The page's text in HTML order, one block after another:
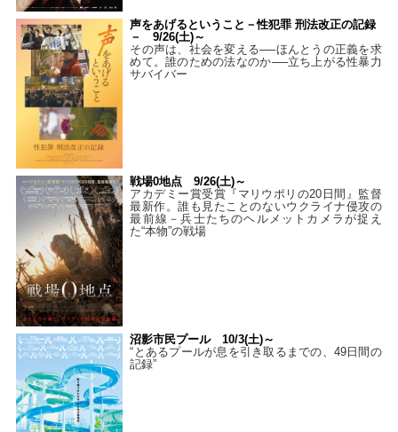
声をあげるということ－性犯罪 刑法改正の記録
－ 9/26(土)～
その声は、社会を変える──ほんとうの正義を求
めて。誰のための法なのか──立ち上がる性暴力
サバイバー
戦場0地点 9/26(土)～
アカデミー賞受賞『マリウポリの20日間』監督
最新作。誰も見たことのないウクライナ侵攻の
最前線－兵士たちのヘルメットカメラが捉え
た“本物”の戦場
沼影市民プール 10/3(土)～
“とあるプールが息を引き取るまでの、49日間の
記録”